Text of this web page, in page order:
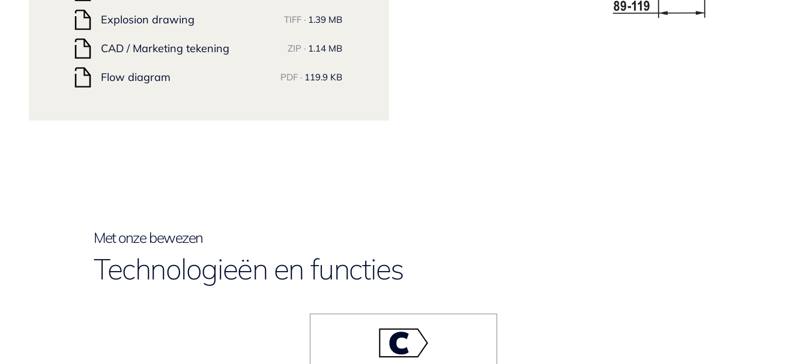
Explosion drawing TIFF · 1.39 MB
CAD / Marketing tekening ZIP · 1.14 MB
Flow diagram PDF · 119.9 KB
Met onze bewezen
Technologieën en functies